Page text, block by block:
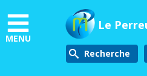
au
contenu
principal
MENU
Le
Recherche